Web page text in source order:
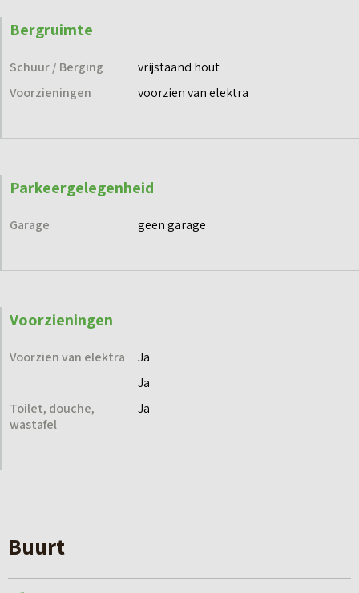
Bergruimte
Schuur / Berging
vrijstaand hout
Voorzieningen
voorzien van elektra
Parkeergelegenheid
Garage geen garage
Voorzieningen
Voorzien van elektra
Ja
Ja
Toilet, douche,
wastafel
Ja
Buurt